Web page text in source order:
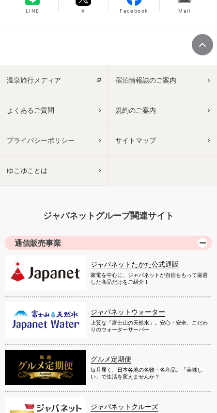
LINE X Facebook Mail
温泉旅行メディア 宿泊情報誌のご案内
よくあるご質問 規約のご案内
プライバシーポリシー サイトマップ
ゆこゆことは
ジャパネットグループ関連サイト
通信販売事業
ジャパネットたかた公式通販
家電を中心に、ジャパネットが自信をもって厳選
した商品だけをご紹介！
ジャパネットウォーター
上質な「富士山の天然水」。安心・安全、こだわ
りのウォーターサーバー
グルメ定期便
毎月届く、日本各地の名物・名産品。「美味し
い」で生活を変えませんか？
ジャパネットクルーズ